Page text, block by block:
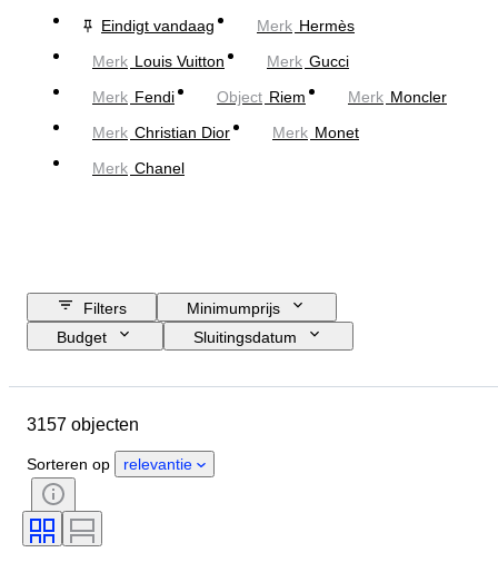
Eindigt vandaag
Merk Hermès
Merk Louis Vuitton Merk Gucci
Merk Fendi Object Riem Merk Moncler
Merk Christian Dior Merk Monet
Merk Chanel
Filters
Minimumprijs
Budget
Sluitingsdatum
Materiaal
Periode
Certificaat
Kleur
Geslepen
3157 objecten
Sorteren op relevantie